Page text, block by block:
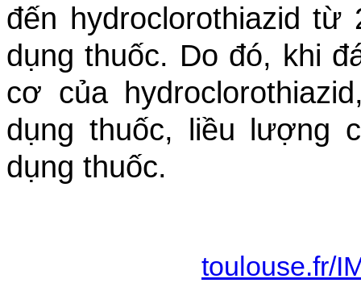
đến hydroclorothiazid
dụng thuốc. Do đó, khi
cơ của
dụng thuốc, liều lượng
dụng thuốc.
toulouse.fr/